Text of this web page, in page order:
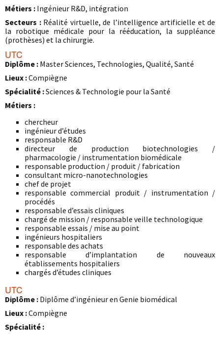
Métiers : Ingénieur R&D, intégration
Secteurs : Réalité virtuelle, de l’intelligence artificielle et de
la robotique médicale pour la rééducation, la suppléance
(prothèses) et la chirurgie.
UTC
Diplôme : Master Sciences, Technologies, Qualité, Santé
Lieux :Compiègne
Spécialité :Sciences & Technologie pour la Santé
Métiers :
chercheur
ingénieur d’études
responsable R&D
directeur de production biotechnologies /
pharmacologie / instrumentation biomédicale
responsable production / produit / fabrication
consultant micro-nanotechnologies
chef de projet
responsable commercial produit / instrumentation /
procédés
responsable d’essais cliniques
chargé de mission / responsable veille technologique
responsable essais / mise au point
ingénieurs hospitaliers
responsable des achats
responsable d’implantation de nouveaux
établissements hospitaliers
chargés d’études cliniques
UTC
Diplôme : Diplôme d’ingénieur en Genie biomédical
Lieux :Compiègne
Spécialité :